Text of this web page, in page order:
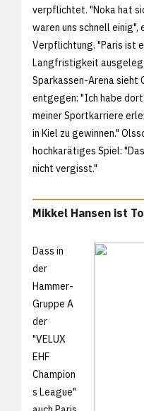
verpflichtet. "Noka hat
waren uns schnell einig",
Verpflichtung. "Paris ist
Langfristigkeit
Sparkassen-Arena sieht
entgegen: "Ich habe
meiner Sportkarriere
in Kiel zu gewinnen."
hochkarätiges Spiel:
nicht vergisst."
Mikkel Hansen ist
Dass in
der
Hammer-
Gruppe A
der
"VELUX
EHF
Champion
s League"